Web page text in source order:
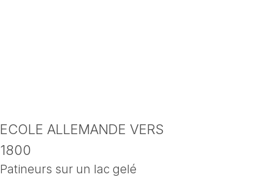
ECOLE ALLEMANDE VERS
1800
Patineurs sur un lac gelé